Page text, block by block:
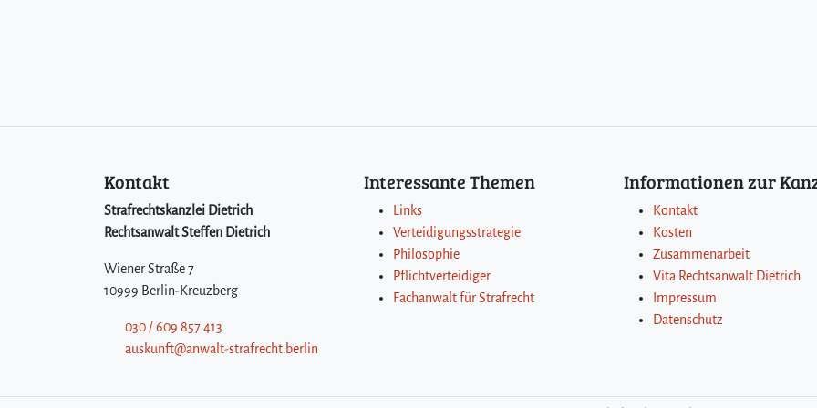
Kontakt
Strafrechtskanzlei Dietrich
Rechtsanwalt Steffen Dietrich
Wiener Straße 7
10999 Berlin-Kreuzberg
030 / 609 857 413
auskunft@anwalt-strafrecht.berlin
Interessante Themen
Links
Verteidigungsstrategie
Philosophie
Pflichtverteidiger
Fachanwalt für Strafrecht
Informationen zur
Kontakt
Kosten
Zusammenarbeit
Vita Rechtsanwalt Dietrich
Impressum
Datenschutz